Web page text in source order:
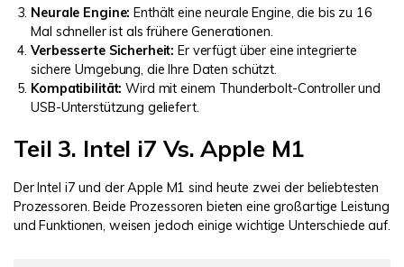
Neurale Engine: Enthält eine neurale Engine, die bis zu 16
Mal schneller ist als frühere Generationen.
Verbesserte Sicherheit: Er verfügt über eine integrierte
sichere Umgebung, die Ihre Daten schützt.
Kompatibilität: Wird mit einem Thunderbolt-Controller und
USB-Unterstützung geliefert.
Teil 3. Intel i7 Vs. Apple M1
Der Intel i7 und der Apple M1 sind heute zwei der beliebtesten
Prozessoren. Beide Prozessoren bieten eine großartige Leistung
und Funktionen, weisen jedoch einige wichtige Unterschiede auf.